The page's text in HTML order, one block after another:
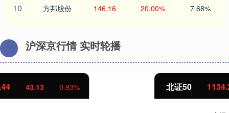
10 方邦股份 146.16 20.00% 7.68%
沪深京行情 实时轮播
北证50 1.01%